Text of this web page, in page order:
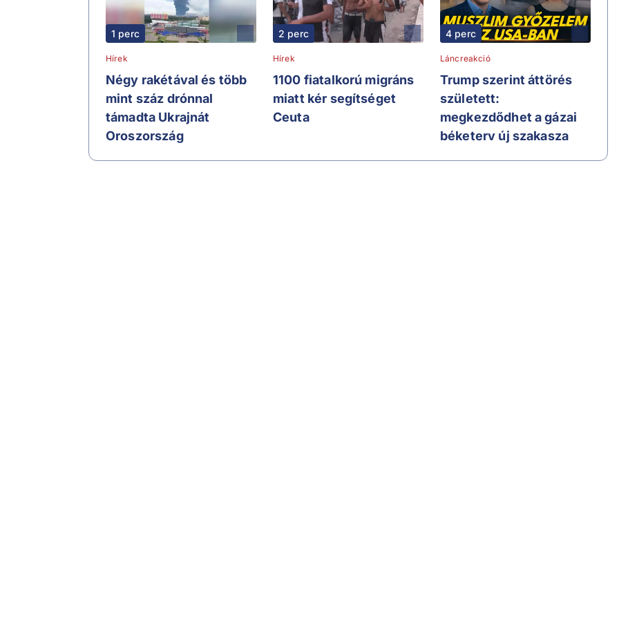
1 perc
Hírek
Négy rakétával és több
mint száz drónnal
támadta Ukrajnát
Oroszország
2 perc
Hírek
1100 fiatalkorú migráns
miatt kér segítséget
Ceuta
4 perc
Láncreakció
Trump szerint áttörés
született:
megkezdődhet a gázai
béketerv új szakasza